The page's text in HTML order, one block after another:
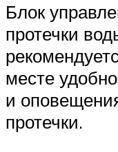
Блок
протечки
месте
и
протечки.